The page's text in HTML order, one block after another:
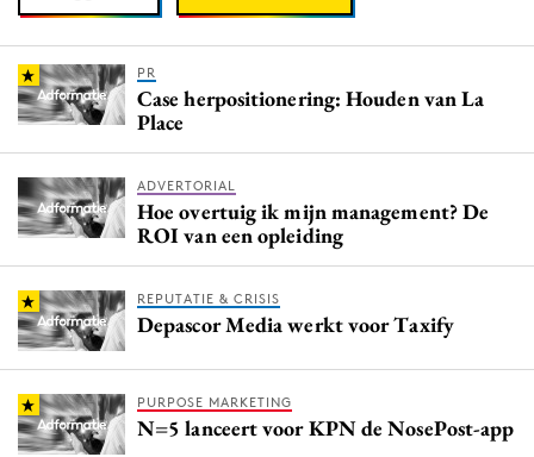
Purpose Marketing
Reputatie & crisis
PR
Case herpositionering: Houden van La
Place
ADVERTORIAL
Hoe overtuig ik mijn management? De
ROI van een opleiding
REPUTATIE & CRISIS
Depascor Media werkt voor Taxify
PURPOSE MARKETING
N=5 lanceert voor KPN de NosePost-app